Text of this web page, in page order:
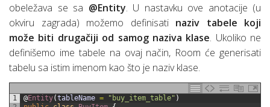
obeležava se sa @Entity. U nastavku ove anotacije (u
okviru zagrada) možemo definisati naziv tabele koji
može biti drugačiji od samog naziva klase. Ukoliko ne
definišemo ime tabele na ovaj način, Room će generisati
tabelu sa istim imenom kao što je naziv klase.
1
@Entity(tableName = "buy_item_table" )